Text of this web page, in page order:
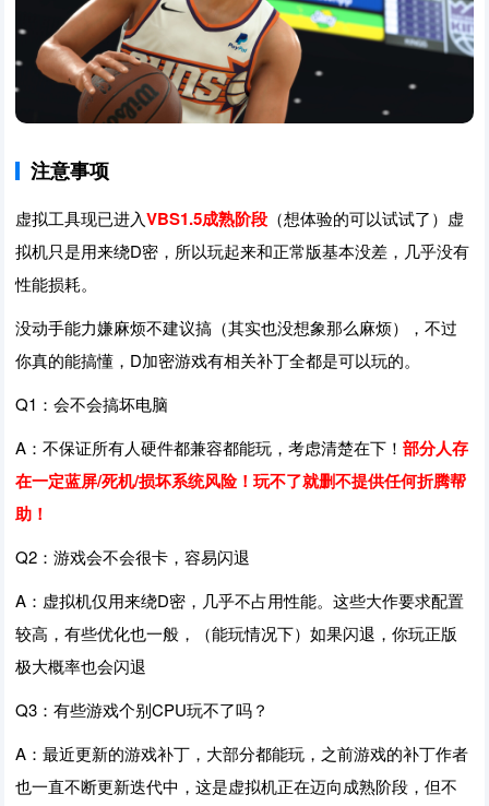
注意事项
虚拟工具现已进入VBS1.5成熟阶段 （想体验的可以试试了）虚
拟机只是用来绕D密，所以玩起来和正常版基本没差，几乎没有
性能损耗。
没动手能力嫌麻烦不建议搞（其实也没想象那么麻烦），不过
你真的能搞懂，D加密游戏有相关补丁全都是可以玩的。
Q1：会不会搞坏电脑
A：不保证所有人硬件都兼容都能玩，考虑清楚在下！部分人存
在一定蓝屏/死机/损坏系统风险！玩不了就删不提供任何折腾帮
助！
Q2：游戏会不会很卡，容易闪退
A：虚拟机仅用来绕D密，几乎不占用性能。这些大作要求配置
较高，有些优化也一般，（能玩情况下）如果闪退，你玩正版
极大概率也会闪退
Q3：有些游戏个别CPU玩不了吗？
A：最近更新的游戏补丁，大部分都能玩，之前游戏的补丁作者
也一直不断更新迭代中，这是虚拟机正在迈向成熟阶段，但不